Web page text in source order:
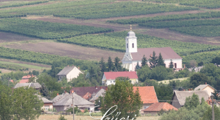
Deprecated: Function create_function() is deprecated in
/home/fastvisi/szucsi.hu/wp-
content/themes/townpress/functions.phpon line237
Deprecated: Function create_function() is deprecated in
/home/fastvisi/szucsi.hu/wp-
content/themes/townpress/functions.phpon line282
Deprecated: Function create_function() is deprecated in
/home/fastvisi/szucsi.hu/wp-
content/themes/townpress/functions.php on line284